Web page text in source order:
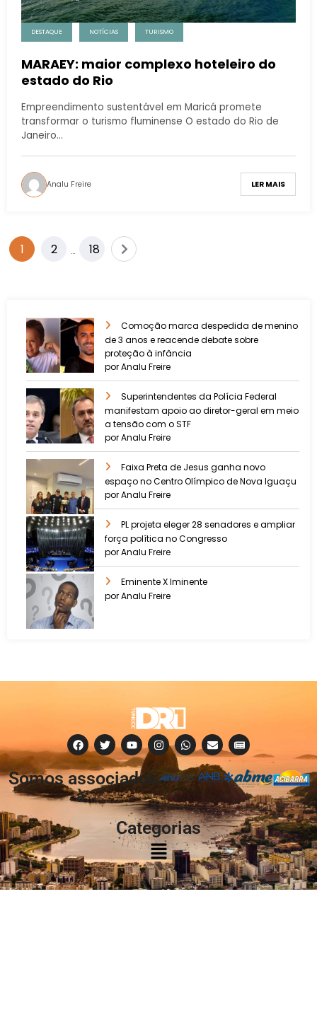
DESTAQUE NOTÍCIAS TURISMO
MARAEY: maior complexo hoteleiro do
estado do Rio
Empreendimento sustentável em Maricá promete
transformar o turismo fluminense O estado do Rio de
Janeiro…
Analu Freire LER MAIS
1 2 18
Comoção marca despedida de menino
de 3 anos e reacende debate sobre
proteção à infância
por Analu Freire
Superintendentes da Polícia Federal
manifestam apoio ao diretor-geral em meio
a tensão com o STF
por Analu Freire
Faixa Preta de Jesus ganha novo
espaço no Centro Olímpico de Nova Iguaçu
por Analu Freire
PL projeta eleger 28 senadores e ampliar
força política no Congresso
por Analu Freire
Eminente X Iminente
por Analu Freire
Somos associados
à:
Categorias